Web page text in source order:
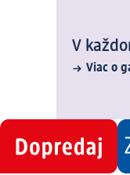
V
Viac o